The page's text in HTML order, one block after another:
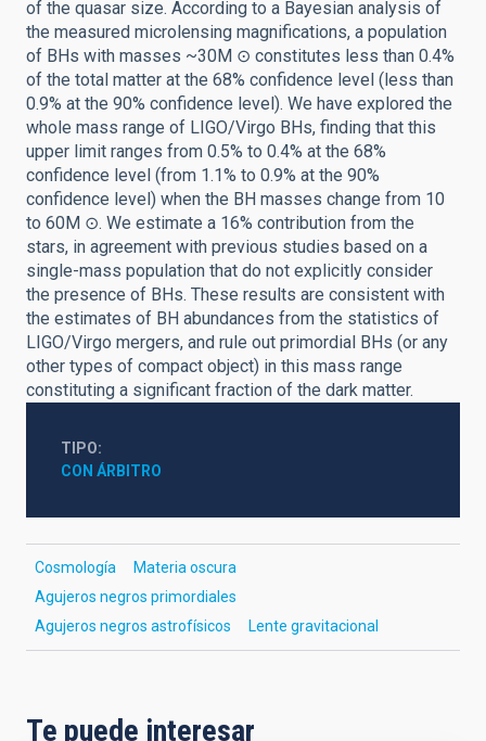
of the quasar size. According to a Bayesian analysis of
the measured microlensing magnifications, a population
of BHs with masses ~30M ⊙ constitutes less than 0.4%
of the total matter at the 68% confidence level (less than
0.9% at the 90% confidence level). We have explored the
whole mass range of LIGO/Virgo BHs, finding that this
upper limit ranges from 0.5% to 0.4% at the 68%
confidence level (from 1.1% to 0.9% at the 90%
confidence level) when the BH masses change from 10
to 60M ⊙. We estimate a 16% contribution from the
stars, in agreement with previous studies based on a
single-mass population that do not explicitly consider
the presence of BHs. These results are consistent with
the estimates of BH abundances from the statistics of
LIGO/Virgo mergers, and rule out primordial BHs (or any
other types of compact object) in this mass range
constituting a significant fraction of the dark matter.
TIPO
CON ÁRBITRO
Cosmología
Materia oscura
Agujeros negros primordiales
Agujeros negros astrofísicos
Lente gravitacional
Te puede interesar